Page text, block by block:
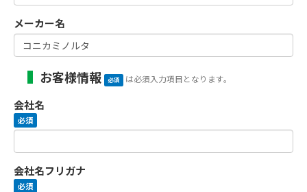
メーカー名
お客様情報 必須 は必須入力項目となります。
会社名
必須
会社名フリガナ
必須